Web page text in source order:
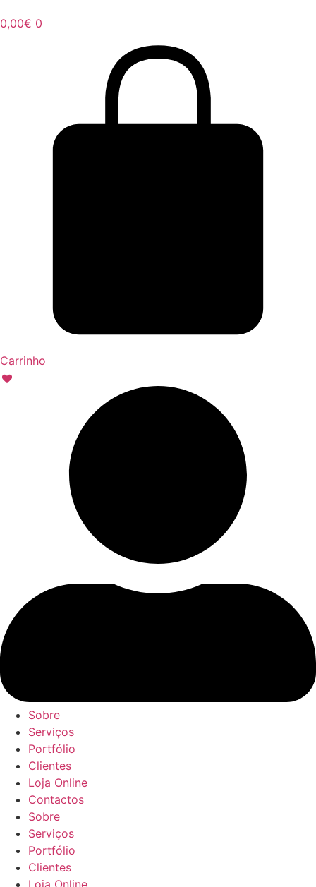
0,00€ 0
Carrinho
Sobre
Serviços
Portfólio
Clientes
Loja Online
Contactos
Sobre
Serviços
Portfólio
Clientes
Loja Online